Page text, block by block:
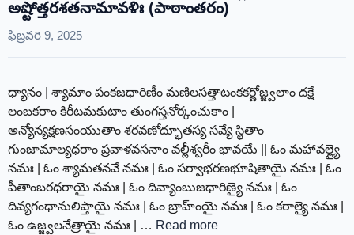
అష్టోత్తరశతనామావళిః (పాఠాంతరం)
ఫిబ్రవరి 9, 2025
ధ్యానం | శ్యామాం పంకజధారిణీం మణిలసత్తాటంకకర్ణోజ్జ్వలాం దక్షే
లంబకరాం కిరీటమకుటాం తుంగస్తనోర్కంచుకాం |
అన్యోన్యక్షణసంయుతాం శరవణోద్భూతస్య సవ్యే స్థితాం
గుంజామాల్యధరాం ప్రవాళవసనాం వల్లీశ్వరీం భావయే || ఓం మహావల్ల్యై
నమః | ఓం శ్యామతనవే నమః | ఓం సర్వాభరణభూషితాయై నమః | ఓం
పీతాంబరధరాయై నమః | ఓం దివ్యాంబుజధారిణ్యై నమః | ఓం
దివ్యగంధానులిప్తాయై నమః | ఓం బ్రాహ్ంయై నమః | ఓం కరాల్యై నమః |
ఓం ఉజ్జ్వలనేత్రాయై నమః | … Read more